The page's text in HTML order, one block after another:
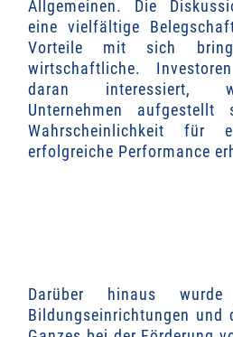
Allgemeinen. Die
eine vielfältige
Vorteile mit sich
wirtschaftliche.
daran interessiert,
Unternehmen
Wahrscheinlichkeit für
erfolgreiche Performance
Darüber hinaus
Bildungseinrichtungen und